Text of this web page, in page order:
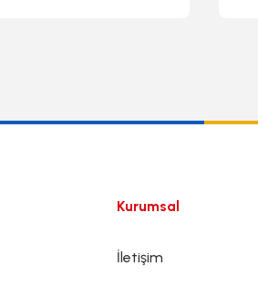
Kurumsal
İletişim